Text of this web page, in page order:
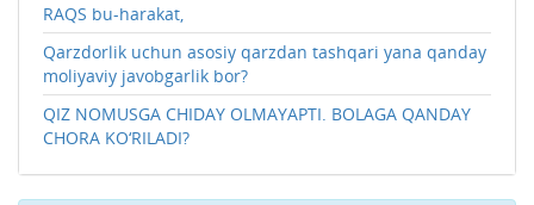
RAQS bu-harakat,
Qarzdorlik uchun asosiy qarzdan tashqari yana qanday
moliyaviy javobgarlik bor?
QIZ NOMUSGA CHIDAY OLMAYAPTI. BOLAGA QANDAY
CHORA KO‘RILADI?